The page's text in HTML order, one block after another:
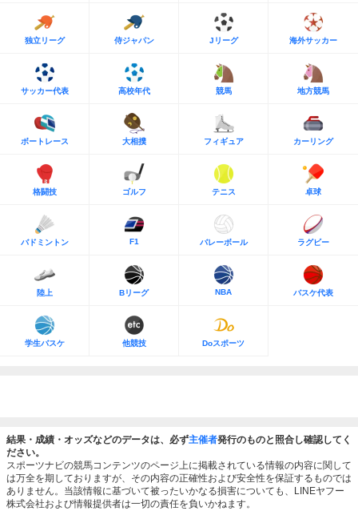
独立リーグ 侍ジャパン Jリーグ 海外サッカー
サッカー代表 高校年代 競馬 地方競馬
ボートレース 大相撲 フィギュア カーリング
格闘技 ゴルフ テニス 卓球
バドミントン F1 バレーボール ラグビー
陸上 Bリーグ NBA バスケ代表
学生バスケ 他競技 Doスポーツ
結果・成績・オッズなどのデータは、必ず主催者発行のものと照合し確認してく
ださい。
スポーツナビの競馬コンテンツのページ上に掲載されている情報の内容に関して
は万全を期しておりますが、その内容の正確性および安全性を保証するものでは
ありません。当該情報に基づいて被ったいかなる損害についても、LINEヤフー
株式会社および情報提供者は一切の責任を負いかねます。